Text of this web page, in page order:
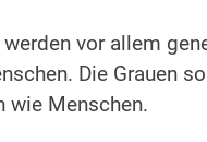
werden vor allem
Die Grauen
wie Menschen.